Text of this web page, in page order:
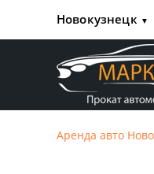
Новокузнецк ▼
Аренда авто